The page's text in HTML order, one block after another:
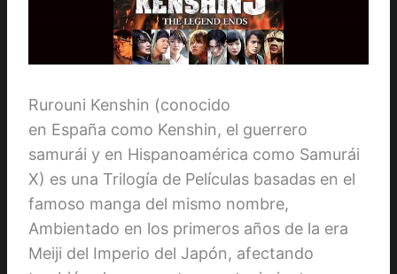
Rurouni Kenshin (conocido
en España como Kenshin, el guerrero
samurái y en Hispanoamérica como Samurái
X) es una Trilogía de Películas basadas en el
famoso manga del mismo nombre,
Ambientado en los primeros años de la era
Meiji del Imperio del Japón, afectando